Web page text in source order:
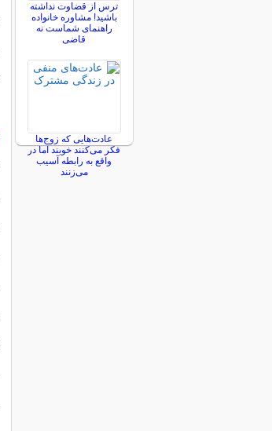
ترس از قضاوت نداشته
باشید! مشاوره خانواده
راهنمای شماست نه
قاضی
عادت‌هایی که زوج‌ها
فکر می‌کنند خوبند اما در
واقع به رابطه آسیب
می‌زنند